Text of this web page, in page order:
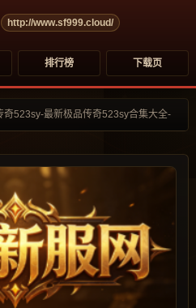
http://www.sf999.cloud/
排行榜 下载页
奇523sy-最新极品传奇523sy合集大全-